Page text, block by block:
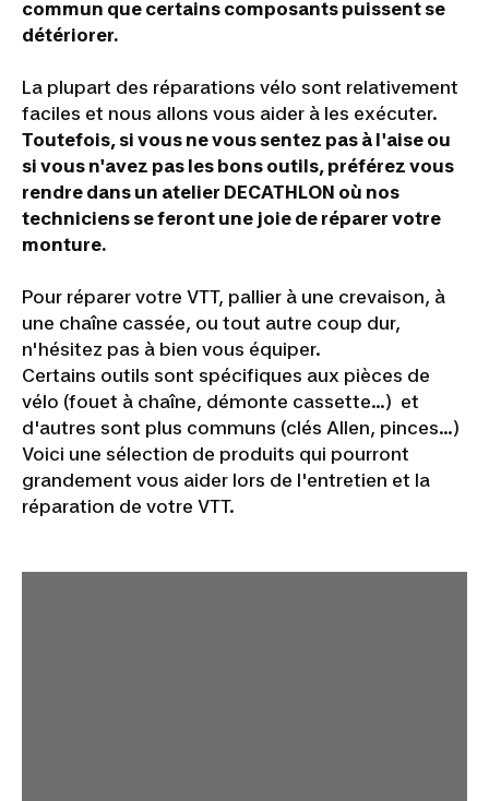
commun que certains composants puissent se
détériorer.
La plupart des réparations vélo sont relativement
faciles et nous allons vous aider à les exécuter.
Toutefois, si vous ne vous sentez pas à l'aise ou
si vous n'avez pas les bons outils, préférez vous
rendre dans un atelier DECATHLON où nos
techniciens se feront une joie de réparer votre
monture.
Pour réparer votre VTT, pallier à une crevaison, à
une chaîne cassée, ou tout autre coup dur,
n'hésitez pas à bien vous équiper.
Certains outils sont spécifiques aux pièces de
vélo (fouet à chaîne, démonte cassette…) et
d'autres sont plus communs (clés Allen, pinces…)
Voici une sélection de produits qui pourront
grandement vous aider lors de l'entretien et la
réparation de votre VTT.